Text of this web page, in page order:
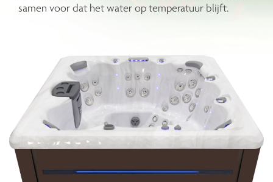
samen voor dat het water op temperatuur blijft.